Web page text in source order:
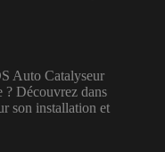
Auto Catalyseur
? Découvrez dans
son installation et